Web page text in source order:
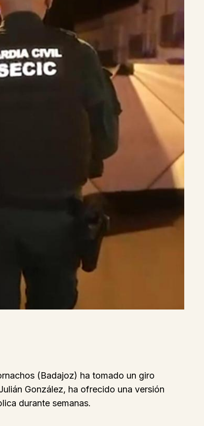
(Badajoz) ha tomado un giro
González, ha ofrecido una versión
durante semanas.